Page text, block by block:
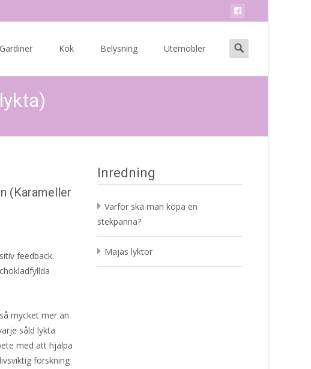
Gardiner Kök Belysning Utemöbler
Search
for:
(Karameller
feedback.
mycket mer än
såld lykta
med att hjälpa
forskning
Inredning
Varför ska man köpa en
stekpanna?
Majas lyktor